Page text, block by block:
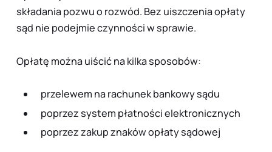
składania pozwu o rozwód. Bez uiszczenia opłaty
sąd nie podejmie czynności w sprawie.
Opłatę można uiścić na kilka sposobów:
przelewem na rachunek bankowy sądu
poprzez system płatności elektronicznych
poprzez zakup znaków opłaty sądowej